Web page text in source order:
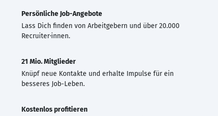
Persönliche Job-Angebote
Lass Dich finden von Arbeitgebern und über 20.000
Recruiter·innen.
21 Mio. Mitglieder
Knüpf neue Kontakte und erhalte Impulse für ein
besseres Job-Leben.
Kostenlos profitieren